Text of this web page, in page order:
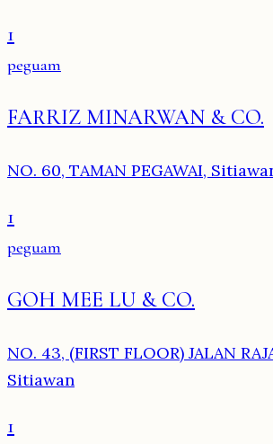
1
peguam
FARRIZ MINARWAN & CO.
NO. 60, TAMAN PEGAWAI,
1
peguam
GOH MEE LU & CO.
NO. 43, (FIRST FLOOR) JALAN
Sitiawan
1